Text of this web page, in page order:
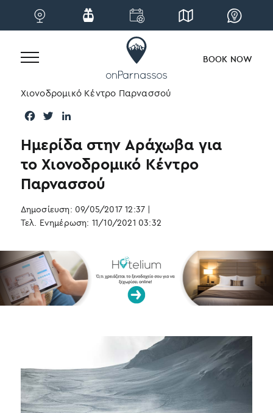
content
BOOK NOW
Ημερίδα στην Αράχωβα για
το Χιονοδρομικό Κέντρο
Παρνασσού
Δημοσίευση: 09/05/2017 12:37 |
Τελ. Ενημέρωση: 11/10/2021 03:32
|Ημερίδα στην Αράχωβα για το
Χιονοδρομικό Κέντρο Παρνασσού
c
e
b
o
k
i
t
e
n
e
d
n